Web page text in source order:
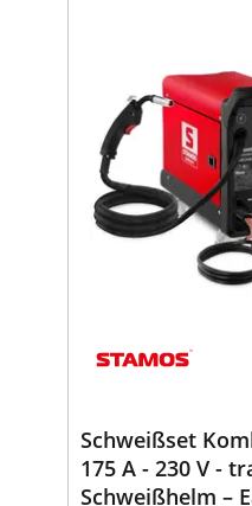
Schweißset
175 A - 230 V -
Schweißhelm –